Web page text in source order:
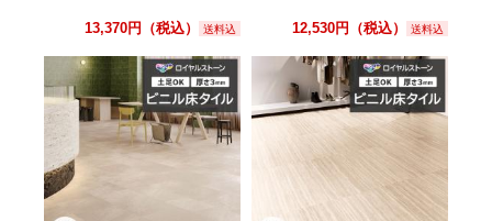
13,370円（税込） 送料込 12,530円（税込） 送料込